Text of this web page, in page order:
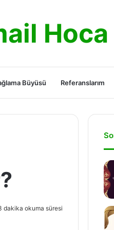
Hoca
Büyüsü Referanslarım
dakika okuma süresi